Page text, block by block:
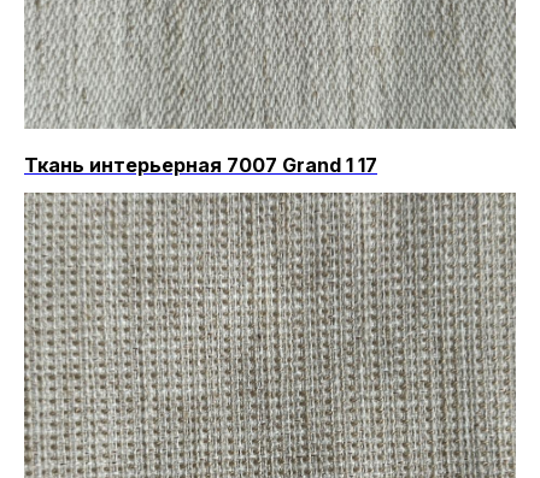
Ткань интерьерная 7007 Grand 1 17